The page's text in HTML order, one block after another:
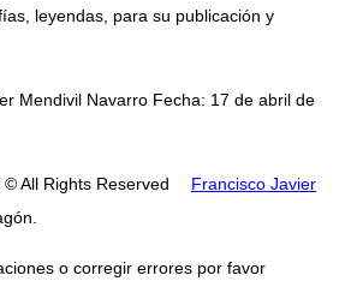
leyendas, para su publicación y
Mendivil Navarro Fecha: 17 de abril de
All Rights Reserved
Francisco Javier
o corregir errores por favor